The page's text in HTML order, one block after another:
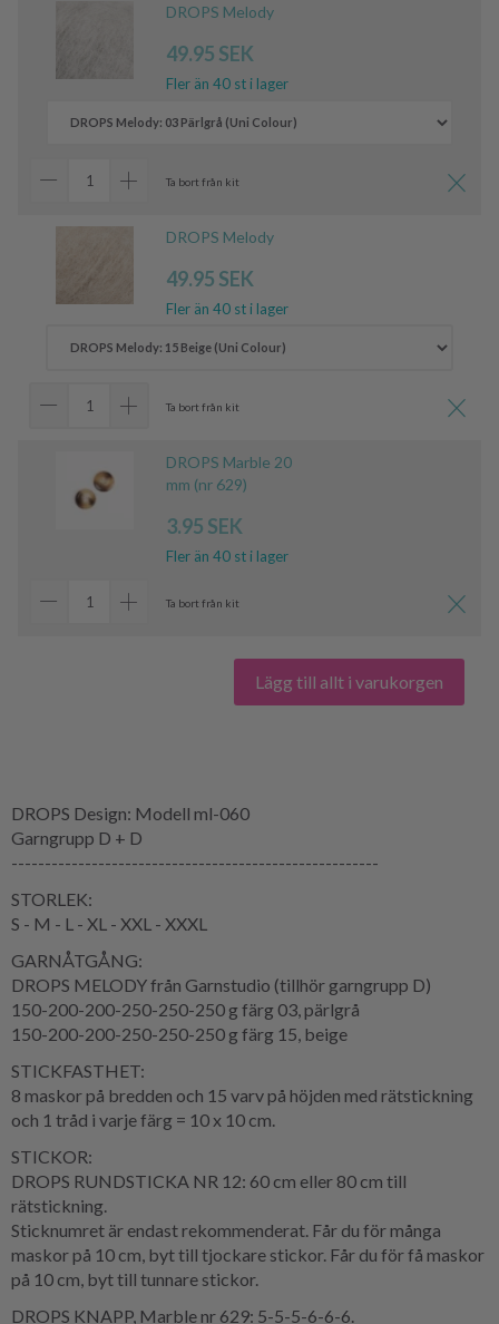
DROPS Melody
49.95 SEK
Fler än 40 st i lager
Ta bort från kit
DROPS Melody
49.95 SEK
Fler än 40 st i lager
Ta bort från kit
DROPS Marble 20
mm (nr 629)
3.95 SEK
Fler än 40 st i lager
Ta bort från kit
Lägg till allt i varukorgen
DROPS Design: Modell ml-060
Garngrupp D + D
-------------------------------------------------------
STORLEK:
S - M - L - XL - XXL - XXXL
GARNÅTGÅNG:
DROPS MELODY från Garnstudio (tillhör garngrupp D)
150-200-200-250-250-250 g färg 03, pärlgrå
150-200-200-250-250-250 g färg 15, beige
STICKFASTHET:
8 maskor på bredden och 15 varv på höjden med rätstickning
och 1 tråd i varje färg = 10 x 10 cm.
STICKOR:
DROPS RUNDSTICKA NR 12: 60 cm eller 80 cm till
rätstickning.
Sticknumret är endast rekommenderat. Får du för många
maskor på 10 cm, byt till tjockare stickor. Får du för få maskor
på 10 cm, byt till tunnare stickor.
DROPS KNAPP, Marble nr 629: 5-5-5-6-6-6.